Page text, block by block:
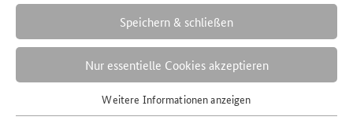
Letzte Änderungen
Veröffentlichende Stelle
Speichern & schließen
Nur essentielle Cookies akzeptieren
Essentielle Cookies
Weitere Informationen anzeigen